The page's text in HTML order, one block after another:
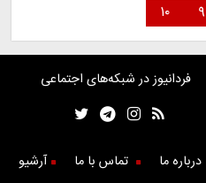
۹ ۱۰
فردانیوز در شبکه‌های اجتماعی
درباره ما تماس با ما آرشیو